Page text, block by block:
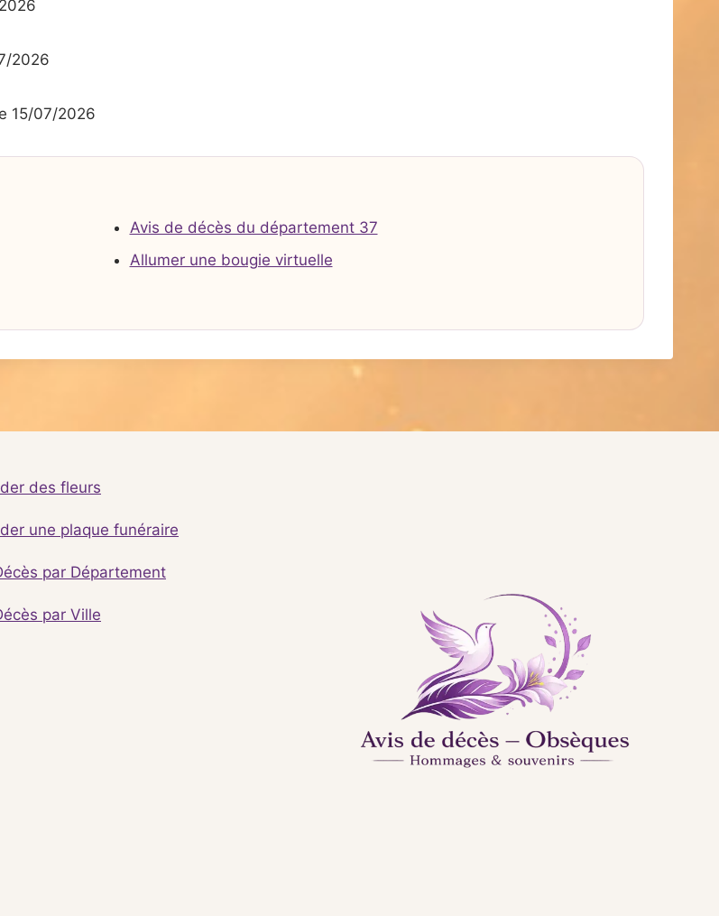
2026
15/07/2026
Avis de décès du département 37
Allumer une bougie virtuelle
des fleurs
une plaque funéraire
par Département
par Ville